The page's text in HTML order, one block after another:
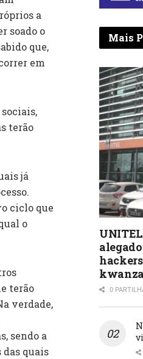
a
soado o
que,
em
terão
já
ciclo que
o
terão
verdade,
sendo a
quais
Mais
0